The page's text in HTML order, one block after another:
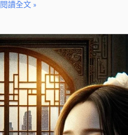
閱讀全文 »
小
艾
前
世
今
生
的